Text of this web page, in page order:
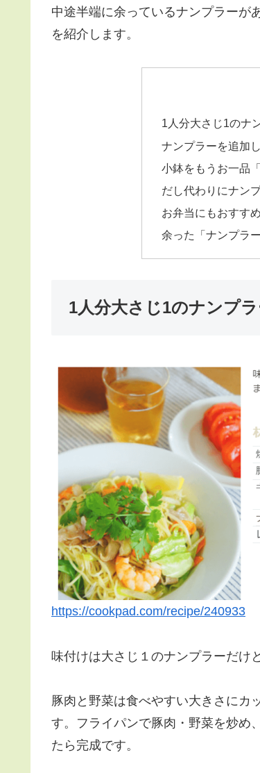
中途半端に余っているナンプラーが
を紹介します。
1人分大さじ1のナ
ナンプラーを追加
小鉢をもうお一品
だし代わりにナン
お弁当にもおすす
余った「ナンプラ
1人分大さじ1のナンプ
https://cookpad.com/recipe/240933
味付けは大さじ１のナンプラーだけ
豚肉と野菜は食べやすい大きさにカ
す。フライパンで豚肉・野菜を炒め
たら完成です。